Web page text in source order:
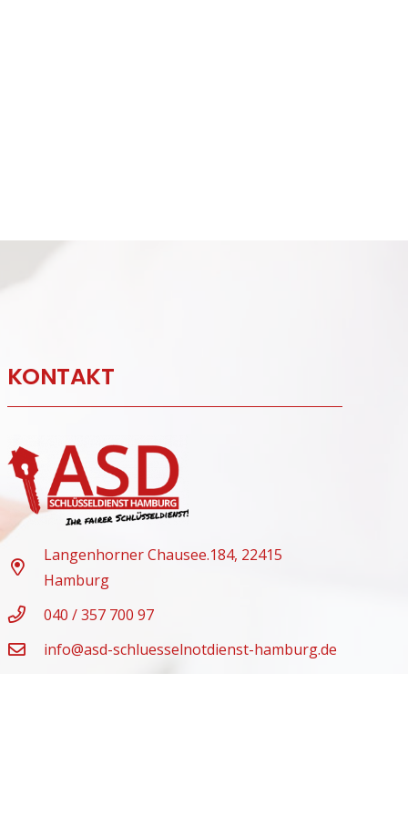
KONTAKT
Langenhorner Chausee.184, 22415
Hamburg
040 / 357 700 97
info@asd-schluesselnotdienst-hamburg.de